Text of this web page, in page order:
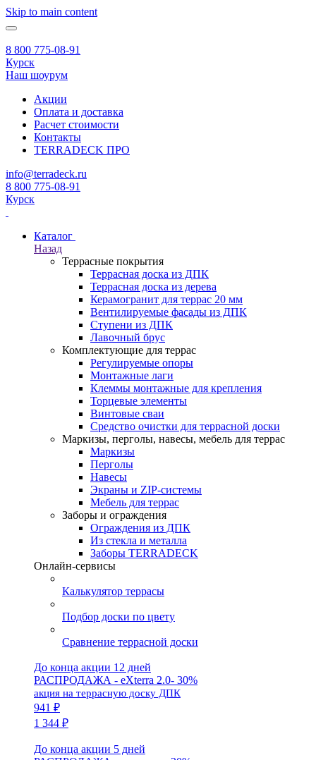
Skip to main content
8 800 775-08-91
Курск
Наш шоурум
Акции
Оплата и доставка
Расчет стоимости
Контакты
TERRADECK ПРО
info@terradeck.ru
8 800 775-08-91
Курск
Каталог
Назад
Террасные покрытия
Террасная доска из ДПК
Террасная доска из дерева
Керамогранит для террас 20 мм
Вентилируемые фасады из ДПК
Ступени из ДПК
Лавочный брус
Комплектующие для террас
Регулируемые опоры
Монтажные лаги
Клеммы монтажные для крепления
Торцевые элементы
Винтовые сваи
Средство очистки для террасной доски
Маркизы, перголы, навесы, мебель для террас
Маркизы
Перголы
Навесы
Экраны и ZIP-системы
Мебель для террас
Заборы и ограждения
Ограждения из ДПК
Из стекла и металла
Заборы TERRADECK
Онлайн-сервисы
Калькулятор террасы
Подбор доски по цвету
Сравнение террасной доски
До конца акции 12 дней
РАСПРОДАЖА - eXterra 2.0- 30%
акция на террасную доску ДПК
941 ₽
1 344 ₽
До конца акции 5 дней